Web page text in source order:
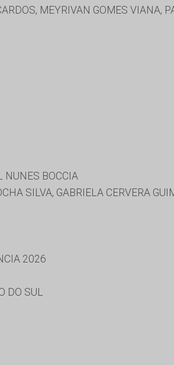
MEYRIVAN GOMES VIANA,
NUNES BOCCIA
SILVA, GABRIELA CERVERA
2026
DO SUL